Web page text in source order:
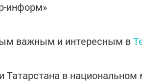
информ»
важным и интересным в
Татарстана в